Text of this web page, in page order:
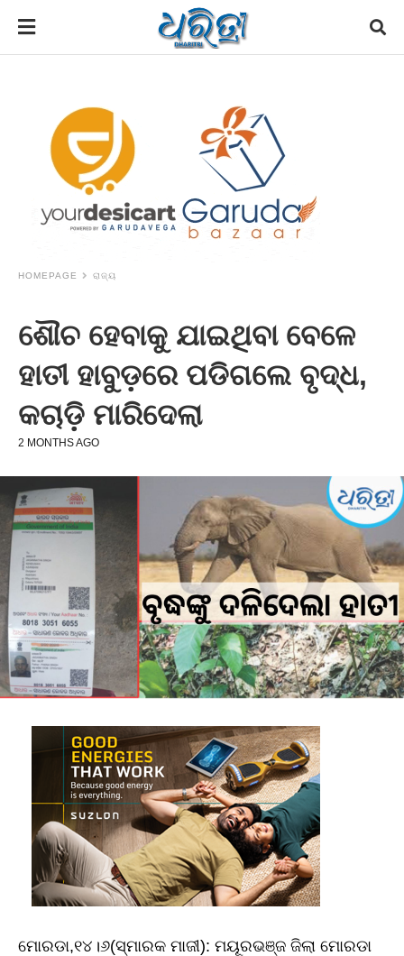
HOMEPAGE ରାଜ୍ୟ
ଶୌଚ ହେବାକୁ ଯାଇଥିବା ବେଳେ
ହାତୀ ହାବୁଡ଼ରେ ପଡିଗଲେ ବୃଦ୍ଧ,
କଚାଡ଼ି ମାରିଦେଲା
2 MONTHS AGO
ମୋରଡା,୧୪।୬(ସ୍ମାରକ ମାଜୀ): ମୟୂରଭଞ୍ଜ ଜିଲା ମୋରଡା